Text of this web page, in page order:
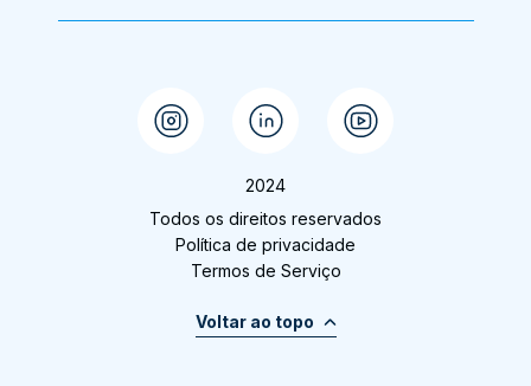
2024
Todos os direitos reservados
Política de privacidade
Termos de Serviço
Voltar ao topo